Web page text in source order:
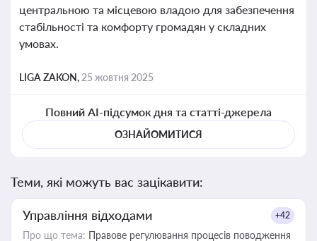
центральною та місцевою владою для забезпечення
стабільності та комфорту громадян у складних
умовах.
LIGA ZAKON, 25 жовтня 2025
Повний AI-підсумок дня та статті-джерела
ОЗНАЙОМИТИСЯ
Теми, які можуть вас зацікавити:
Управління відходами +42
Про що тема: Правове регулювання процесів поводження